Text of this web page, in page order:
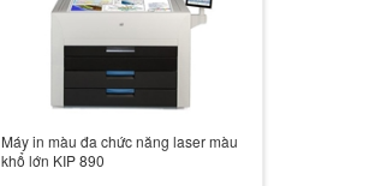
Máy in màu đa chức năng laser màu
khổ lớn KIP 890